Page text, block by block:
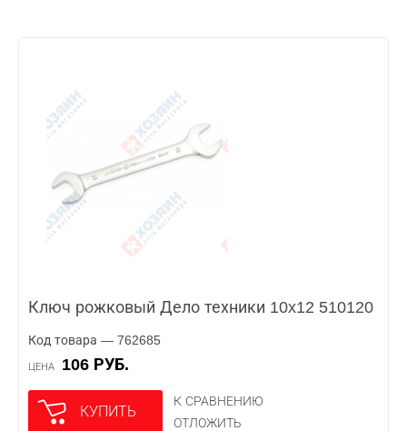
Ключ рожковый Дело техники 10x12 510120
Код товара — 762685
ЦЕНА 106 РУБ.
КУПИТЬ
К СРАВНЕНИЮ
ОТЛОЖИТЬ